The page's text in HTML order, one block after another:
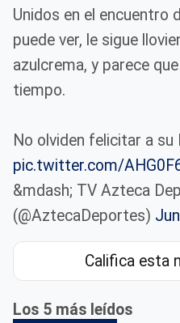
Unidos en el encuentro
puede ver, le sigue
azulcrema, y parece
tiempo.
No olviden felicitar a su
pic.twitter.com/
&mdash; TV Azteca
(@AztecaDeportes)
Califica esta
Los 5 más leídos